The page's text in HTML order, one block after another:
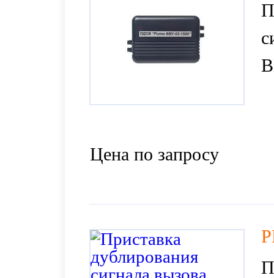
Цена по запросу